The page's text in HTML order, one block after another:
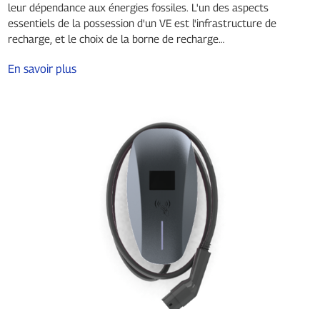
leur dépendance aux énergies fossiles. L'un des aspects
essentiels de la possession d'un VE est l'infrastructure de
recharge, et le choix de la borne de recharge…
En savoir plus